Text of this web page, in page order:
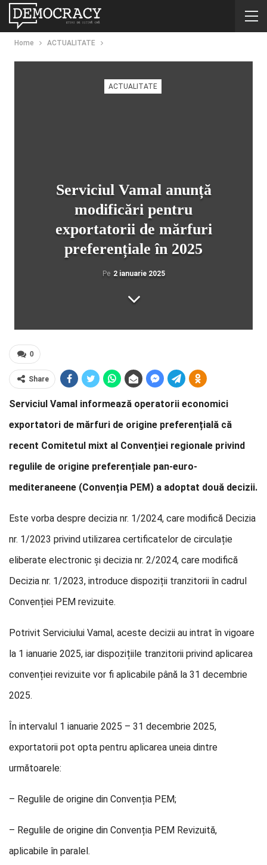
Home ACTUALITATE
ACTUALITATE
Serviciul Vamal anunță
modificări pentru
exportatorii de mărfuri
preferențiale în 2025
Pe 2 ianuarie 2025
0
Share
Serviciul Vamal informează operatorii economici
exportatori de mărfuri de origine preferențială că
recent Comitetul mixt al Convenției regionale privind
regulile de origine preferențiale pan-euro-
mediteraneene (Convenția PEM) a adoptat două decizii.
Este vorba despre decizia nr. 1/2024, care modifică Decizia
nr. 1/2023 privind utilizarea certificatelor de circulație
eliberate electronic și decizia nr. 2/2024, care modifică
Decizia nr. 1/2023, introduce dispoziții tranzitorii în cadrul
Convenției PEM revizuite.
Potrivit Serviciului Vamal, aceste decizii au intrat în vigoare
la 1 ianuarie 2025, iar dispozițiile tranzitorii privind aplicarea
convenției revizuite vor fi aplicabile până la 31 decembrie
2025.
În intervalul 1 ianuarie 2025 – 31 decembrie 2025,
exportatorii pot opta pentru aplicarea uneia dintre
următoarele:
– Regulile de origine din Convenția PEM;
– Regulile de origine din Convenția PEM Revizuită,
aplicabile în paralel.